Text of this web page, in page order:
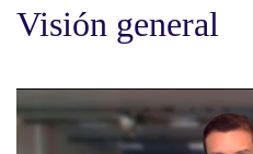
Visión general